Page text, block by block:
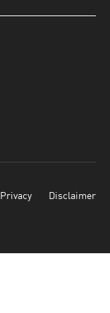
Privacy Disclaimer